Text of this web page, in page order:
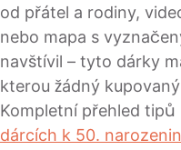
od přátel a rodiny,
nebo mapa s
navštívil – tyto dárky
kterou žádný
Kompletní přehled
dárcích k 50.